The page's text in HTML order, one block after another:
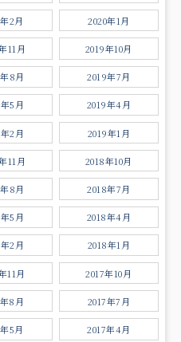
2月 2020年1月
11月 2019年10月
8月 2019年7月
5月 2019年4月
2月 2019年1月
11月 2018年10月
8月 2018年7月
5月 2018年4月
2月 2018年1月
11月 2017年10月
8月 2017年7月
5月 2017年4月